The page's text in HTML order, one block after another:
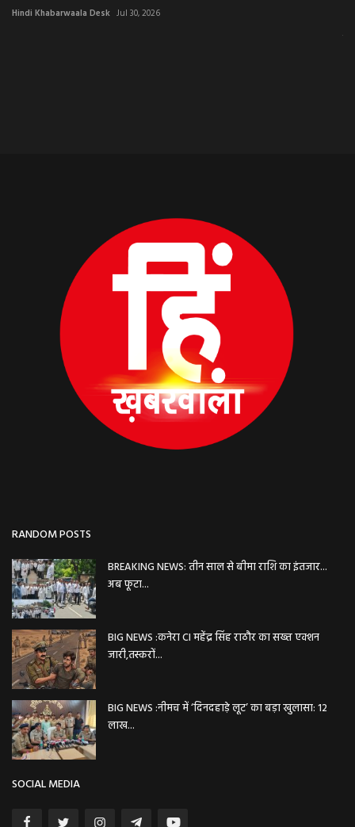
Hindi Khabarwaala Desk Jul 30, 2026
RANDOM POSTS
BREAKING NEWS: तीन साल से बीमा राशि का इंतजार...
अब फूटा...
BIG NEWS :कनेरा CI महेंद्र सिंह राठौर का सख्त एक्शन
जारी,तस्करों...
BIG NEWS :नीमच में ‘दिनदहाड़े लूट’ का बड़ा खुलासा: 12
लाख...
SOCIAL MEDIA